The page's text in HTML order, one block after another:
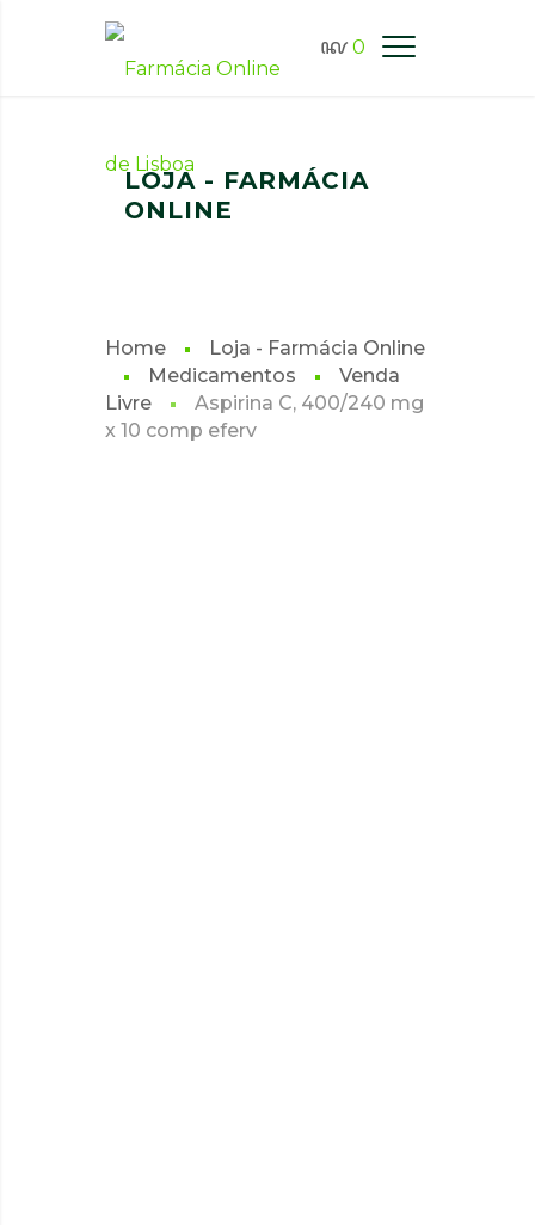
0
FARMÁCIA ONLINE LISBOA
LOJA - FARMÁCIA
ONLINE
Home
Loja - Farmácia Online
Medicamentos
Venda
Livre
Aspirina C, 400/240 mg
x 10 comp eferv